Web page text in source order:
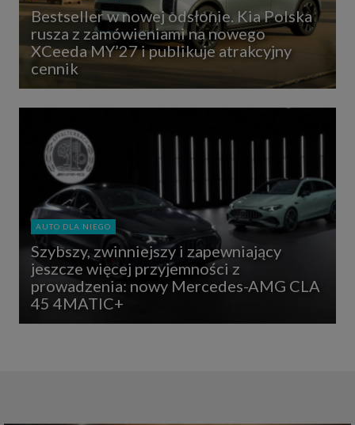
Bestseller w nowej odsłonie. Kia Polska
rusza z zamówieniami na nowego
XCeeda MY’27 i publikuje atrakcyjny
cennik
AUTO DLA NIEGO
Szybszy, zwinniejszy i zapewniający
jeszcze więcej przyjemności z
prowadzenia: nowy Mercedes-AMG CLA
45 4MATIC+